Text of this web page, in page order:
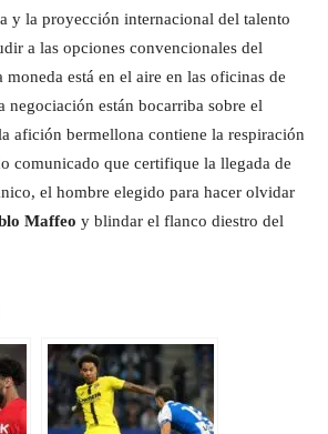
y la proyección internacional del talento
a las opciones convencionales del
está en el aire en las oficinas de
negociación están bocarriba sobre el
afición bermellona contiene la respiración
comunicado que certifique la llegada de
el hombre elegido para hacer olvidar
Maffeo y blindar el flanco diestro del